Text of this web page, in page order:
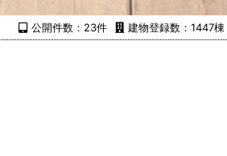
建物登録数：1447棟
公開件数：23件